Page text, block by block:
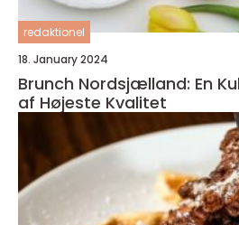
redaktionel
18. January 2024
Brunch Nordsjælland: En
af Højeste Kvalitet